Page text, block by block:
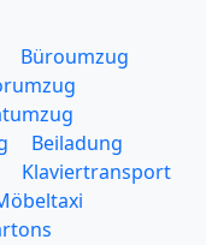
Büroumzug
Beiladung
Klaviertransport